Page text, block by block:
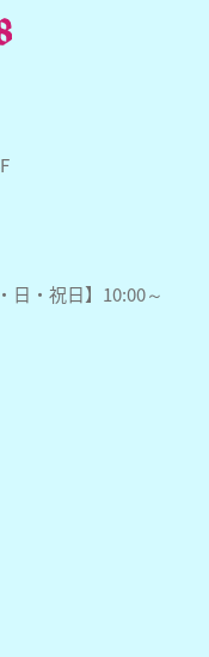
日・祝日】10:00～